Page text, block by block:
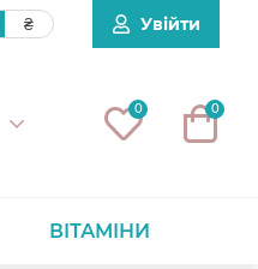
₴ Увійти
0 0
ВІТАМІНИ